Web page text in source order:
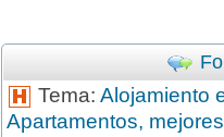
Tema: Alojamiento
Apartamentos,